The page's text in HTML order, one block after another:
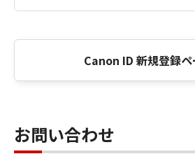
Canon ID 新規登録ペ
お問い合わせ